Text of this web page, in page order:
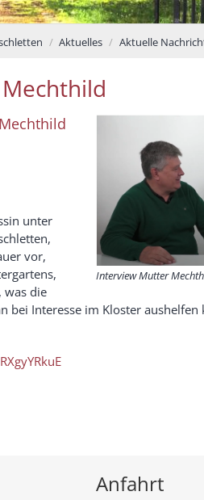
Aktuelles Aktuelle
Interview Mutter
unter
vor,
was die
bei Interesse im Kloster aushelfen
Anfahrt